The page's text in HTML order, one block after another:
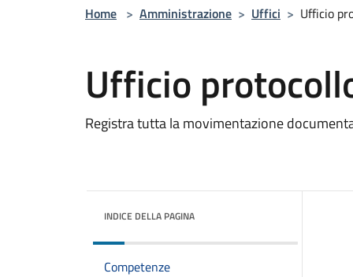
Home > Amministrazione > Uffici > Ufficio
Ufficio
Registra tutta la movimentazione
INDICE DELLA PAGINA
Competenze